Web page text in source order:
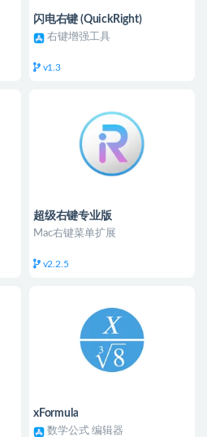
闪电右键 (QuickRight)
右键增强工具
v1.3
超级右键专业版
Mac右键菜单扩展
v2.2.5
xFormula
数学公式 编辑器